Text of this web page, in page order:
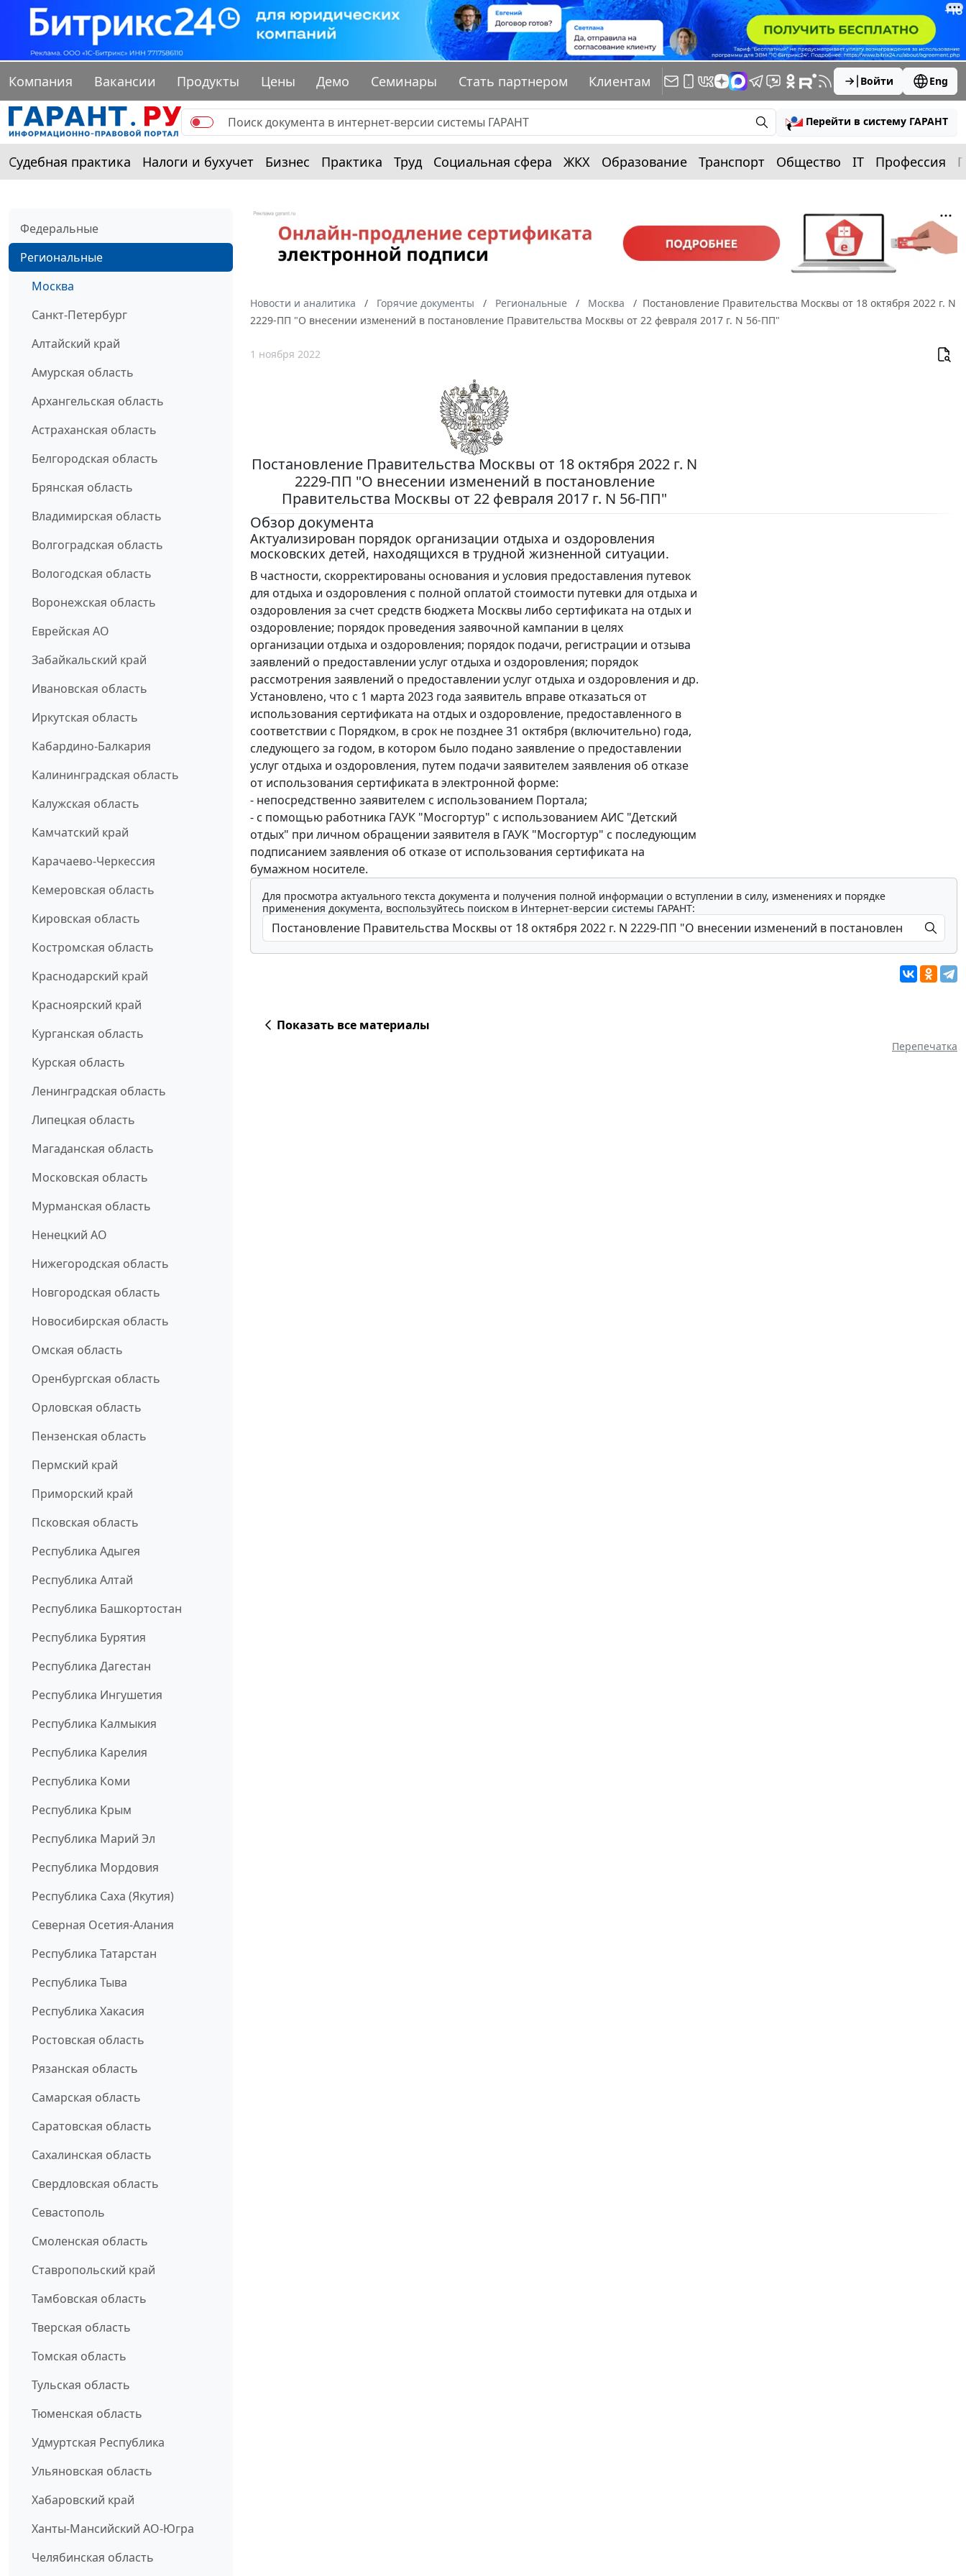
Компания Вакансии Продукты Цены Демо Семинары Стать партнером Клиентам Войти Eng
Перейти в систему ГАРАНТ
Судебная практика Налоги и бухучет Бизнес Практика Труд Социальная сфера ЖКХ Образование Транспорт Общество IT Профессия
Федеральные
Региональные
Москва
Санкт-Петербург
Алтайский край
Амурская область
Архангельская область
Астраханская область
Белгородская область
Брянская область
Владимирская область
Волгоградская область
Вологодская область
Воронежская область
Еврейская АО
Забайкальский край
Ивановская область
Иркутская область
Кабардино-Балкария
Калининградская область
Калужская область
Камчатский край
Карачаево-Черкессия
Кемеровская область
Кировская область
Костромская область
Краснодарский край
Красноярский край
Курганская область
Курская область
Ленинградская область
Липецкая область
Магаданская область
Московская область
Мурманская область
Ненецкий АО
Нижегородская область
Новгородская область
Новосибирская область
Омская область
Оренбургская область
Орловская область
Пензенская область
Пермский край
Приморский край
Псковская область
Республика Адыгея
Республика Алтай
Республика Башкортостан
Республика Бурятия
Республика Дагестан
Республика Ингушетия
Республика Калмыкия
Республика Карелия
Республика Коми
Республика Крым
Республика Марий Эл
Республика Мордовия
Республика Саха (Якутия)
Северная Осетия-Алания
Республика Татарстан
Республика Тыва
Республика Хакасия
Ростовская область
Рязанская область
Самарская область
Саратовская область
Сахалинская область
Свердловская область
Севастополь
Смоленская область
Ставропольский край
Тамбовская область
Тверская область
Томская область
Тульская область
Тюменская область
Удмуртская Республика
Ульяновская область
Хабаровский край
Ханты-Мансийский АО-Югра
Челябинская область
Новости и аналитика Горячие документы Региональные Москва
Постановление Правительства Москвы от 18 октября 2022 г. N
2229-ПП "О внесении изменений в постановление Правительства Москвы от 22 февраля 2017 г. N 56-ПП"
1 ноября 2022
Постановление Правительства Москвы от 18 октября 2022 г. N
2229-ПП "О внесении изменений в постановление
Правительства Москвы от 22 февраля 2017 г. N 56-ПП"
Обзор документа
Актуализирован порядок организации отдыха и оздоровления
московских детей, находящихся в трудной жизненной ситуации.
В частности, скорректированы основания и условия предоставления путевок
для отдыха и оздоровления с полной оплатой стоимости путевки для отдыха и
оздоровления за счет средств бюджета Москвы либо сертификата на отдых и
оздоровление; порядок проведения заявочной кампании в целях
организации отдыха и оздоровления; порядок подачи, регистрации и отзыва
заявлений о предоставлении услуг отдыха и оздоровления; порядок
рассмотрения заявлений о предоставлении услуг отдыха и оздоровления и др.
Установлено, что с 1 марта 2023 года заявитель вправе отказаться от
использования сертификата на отдых и оздоровление, предоставленного в
соответствии с Порядком, в срок не позднее 31 октября (включительно) года,
следующего за годом, в котором было подано заявление о предоставлении
услуг отдыха и оздоровления, путем подачи заявителем заявления об отказе
от использования сертификата в электронной форме:
- непосредственно заявителем с использованием Портала;
- с помощью работника ГАУК "Мосгортур" с использованием АИС "Детский
отдых" при личном обращении заявителя в ГАУК "Мосгортур" с последующим
подписанием заявления об отказе от использования сертификата на
бумажном носителе.
Для просмотра актуального текста документа и получения полной информации о вступлении в силу, изменениях и порядке
применения документа, воспользуйтесь поиском в Интернет-версии системы ГАРАНТ:
Показать все материалы
Перепечатка